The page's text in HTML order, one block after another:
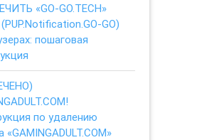
«GO-GO.TECH»
GO)
пошаговая
по удалению
«GAMINGADULT.COM»